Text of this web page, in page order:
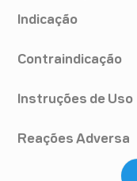
Indicação
hidroclorotiazida
sistólica) ou
Contraindicação
hidroclorotiazida se
haver
hidroclorotiazida);
insuficiência
Instruções de Uso
água potável, uma
pacientes que
Reações Adversa
Assim como com